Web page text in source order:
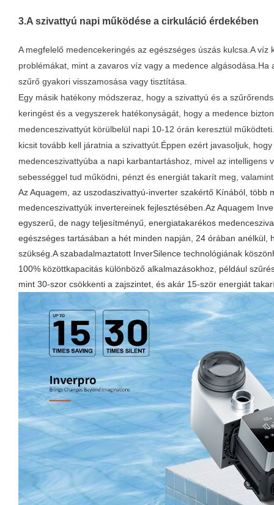
3.A szivattyú napi működése a cirkuláció érdekében
A megfelelő medencekeringés az egészséges úszás kulcsa.A
problémákat, mint a zavaros víz vagy a medence
szűrő gyakori visszamosása vagy tisztítása.
Egy másik hatékony módszeraz, hogy a szivattyú és a
keringést és a vegyszerek hatékonyságát, hogy a medence
medenceszivattyút körülbelül napi 10-12 órán keresztül
kicsit tovább kell járatnia a szivattyút.Éppen ezért javasoljuk,
medenceszivattyúba a napi karbantartáshoz, mivel az intelligens
sebességgel tud működni, pénzt és energiát takarít meg,
Az Aquagem, az uszodaszivattyú-inverter szakértő Kínából, több
medenceszivattyúk invertereinek fejlesztésében.Az Aquagem
egyszerű, de nagy teljesítményű, energiatakarékos
egészséges tartásában a hét minden napján, 24 órában anélkül,
szükség.A szabadalmaztatott InverSilence technológiának
100% közöttkapacitás különböző alkalmazásokhoz, például
mint 30-szor csökkenti a zajszintet, és akár 15-ször energiát